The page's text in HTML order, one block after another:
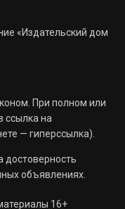
«Издательский дом
При полном или
ссылка на
— гиперссылка).
достоверность
объявлениях.
16+